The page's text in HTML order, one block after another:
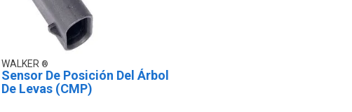
WALKER
Sensor De Posición Del Árbol
De Levas (CMP)